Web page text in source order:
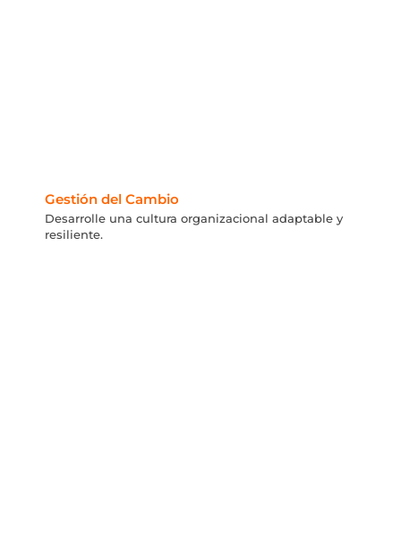
Gestión del Cambio
Desarrolle una cultura organizacional adaptable y
resiliente.